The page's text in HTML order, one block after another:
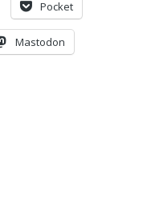
Pocket
Mastodon